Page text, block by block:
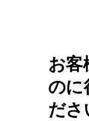
お客
のに
ださ